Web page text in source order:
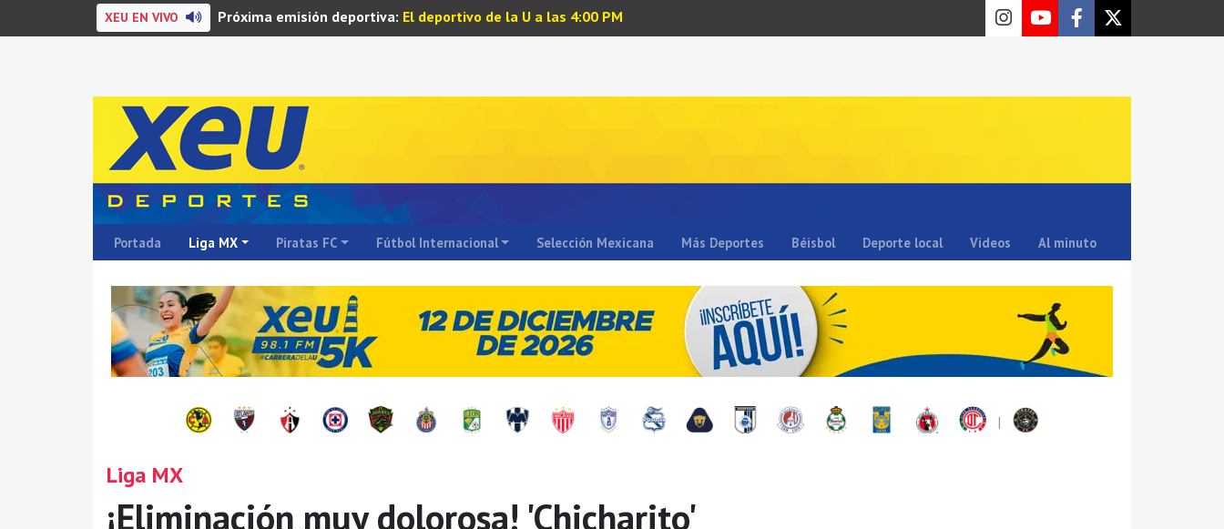
XEU EN VIVO Próxima emisión deportiva: El deportivo de la U a las 4:00 PM
Portada Liga MX Piratas FC Fútbol Internacional Selección Mexicana Más Deportes Béisbol Deporte local Videos Al minuto
|
Liga MX
¡Eliminación muy dolorosa! 'Chicharito'